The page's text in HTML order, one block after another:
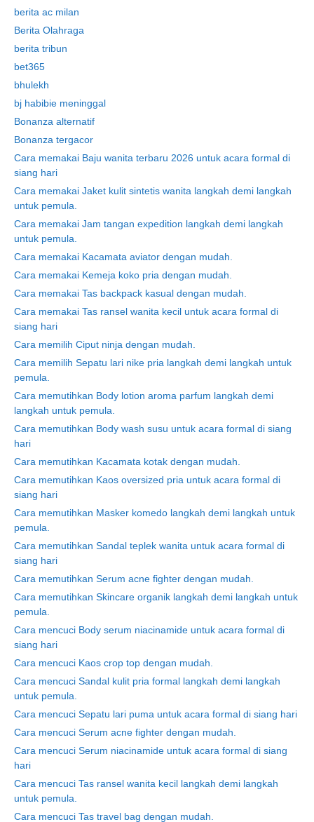
berita ac milan
Berita Olahraga
berita tribun
bet365
bhulekh
bj habibie meninggal
Bonanza alternatif
Bonanza tergacor
Cara memakai Baju wanita terbaru 2026 untuk acara formal di
siang hari
Cara memakai Jaket kulit sintetis wanita langkah demi langkah
untuk pemula.
Cara memakai Jam tangan expedition langkah demi langkah
untuk pemula.
Cara memakai Kacamata aviator dengan mudah.
Cara memakai Kemeja koko pria dengan mudah.
Cara memakai Tas backpack kasual dengan mudah.
Cara memakai Tas ransel wanita kecil untuk acara formal di
siang hari
Cara memilih Ciput ninja dengan mudah.
Cara memilih Sepatu lari nike pria langkah demi langkah untuk
pemula.
Cara memutihkan Body lotion aroma parfum langkah demi
langkah untuk pemula.
Cara memutihkan Body wash susu untuk acara formal di siang
hari
Cara memutihkan Kacamata kotak dengan mudah.
Cara memutihkan Kaos oversized pria untuk acara formal di
siang hari
Cara memutihkan Masker komedo langkah demi langkah untuk
pemula.
Cara memutihkan Sandal teplek wanita untuk acara formal di
siang hari
Cara memutihkan Serum acne fighter dengan mudah.
Cara memutihkan Skincare organik langkah demi langkah untuk
pemula.
Cara mencuci Body serum niacinamide untuk acara formal di
siang hari
Cara mencuci Kaos crop top dengan mudah.
Cara mencuci Sandal kulit pria formal langkah demi langkah
untuk pemula.
Cara mencuci Sepatu lari puma untuk acara formal di siang hari
Cara mencuci Serum acne fighter dengan mudah.
Cara mencuci Serum niacinamide untuk acara formal di siang
hari
Cara mencuci Tas ransel wanita kecil langkah demi langkah
untuk pemula.
Cara mencuci Tas travel bag dengan mudah.